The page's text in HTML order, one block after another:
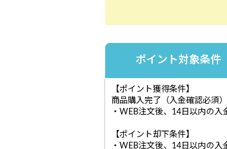
ポイント対象条件
【ポイント獲得条件】
商品購入完了（入金確認必須）
・WEB注文後、14日以内の入
【ポイント却下条件】
・WEB注文後、14日以内の